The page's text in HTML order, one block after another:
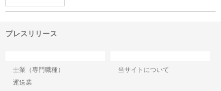
プレスリリース
士業（専門職種）
運送業
当サイトについて